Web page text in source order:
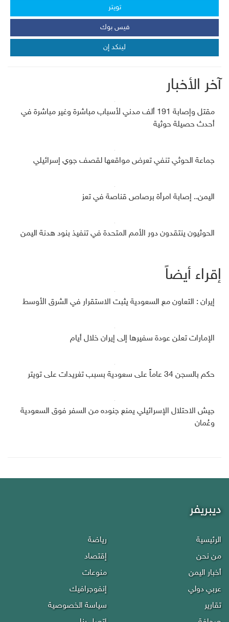
تويتر
فيس بوك
لينكد إن
آخر الأخبار
مقتل وإصابة 191 ألف مدني لأسباب مباشرة وغير مباشرة في
أحدث حصيلة حوثية
جماعة الحوثي تنفي تعرض مواقعها لقصف جوي إسرائيلي
اليمن.. إصابة امرأة برصاص قناصة في تعز
الحوثيون ينتقدون دور الأمم المتحدة في تنفيذ بنود هدنة اليمن
إقراء أيضاً
إيران : التعاون مع السعودية يثبت الاستقرار في الشرق الأوسط
الإمارات تعلن عودة سفيرها إلى إيران خلال أيام
حكم بالسجن 34 عاماً على سعودية بسبب تغريدات على تويتر
جيش الاحتلال الإسرائيلي يمنع جنوده من السفر فوق السعودية
وعُمان
ديبريفر
الرئيسية
من نحن
أخبار اليمن
عربي دولي
تقارير
رياضة
إقتصاد
منوعات
إنفوجرافيك
سياسة الخصوصية